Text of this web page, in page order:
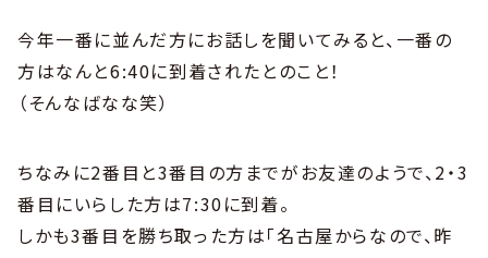
今年一番に並んだ方にお話しを聞いてみると、一番の
方はなんと6:40に到着されたとのこと！
（そんなばなな笑）
ちなみに2番目と3番目の方までがお友達のようで、2・3
番目にいらした方は7:30に到着。
しかも3番目を勝ち取った方は「名古屋からなので、昨